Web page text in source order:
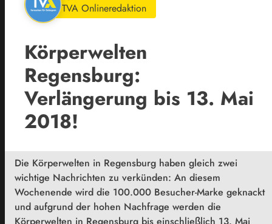
TVA Onlineredaktion
Körperwelten
Regensburg:
Verlängerung bis 13. Mai
2018!
Die Körperwelten in Regensburg haben gleich zwei
wichtige Nachrichten zu verkünden: An diesem
Wochenende wird die 100.000 Besucher-Marke geknackt
und aufgrund der hohen Nachfrage werden die
Körperwelten in Regensburg bis einschließlich 13. Mai